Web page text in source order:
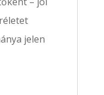
jelen